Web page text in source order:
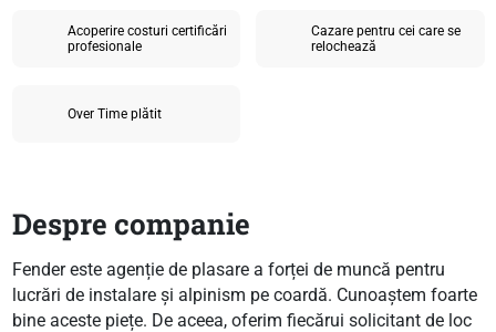
Acoperire costuri certificări
profesionale
Cazare pentru cei care se
relochează
Over Time plătit
Despre companie
Fender este agenție de plasare a forței de muncă pentru
lucrări de instalare și alpinism pe coardă. Cunoaștem foarte
bine aceste piețe. De aceea, oferim fiecărui solicitant de loc